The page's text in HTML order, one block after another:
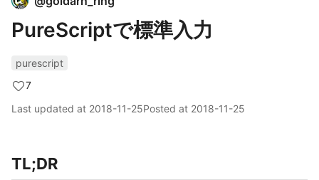
PureScriptで標準入力
purescript
7
Last updated at 2018-11-25Posted at 2018-11-25
TL;DR